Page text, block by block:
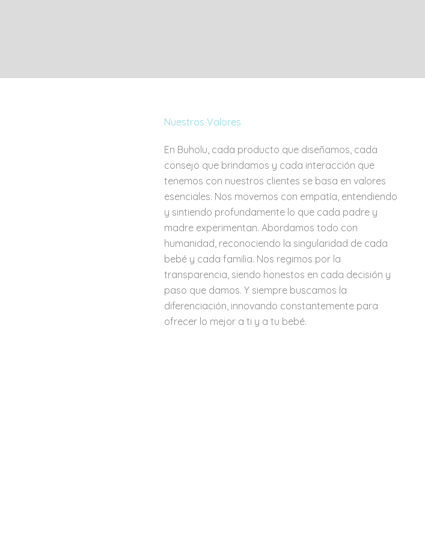
Nuestros Valores
En Buholu, cada producto que diseñamos, cada
consejo que brindamos y cada interacción que
tenemos con nuestros clientes se basa en valores
esenciales. Nos movemos con empatía, entendiendo
y sintiendo profundamente lo que cada padre y
madre experimentan. Abordamos todo con
humanidad, reconociendo la singularidad de cada
bebé y cada familia. Nos regimos por la
transparencia, siendo honestos en cada decisión y
paso que damos. Y siempre buscamos la
diferenciación, innovando constantemente para
ofrecer lo mejor a ti y a tu bebé.